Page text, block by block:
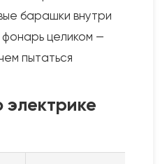
барашки внутри
целиком —
пытаться
электрике